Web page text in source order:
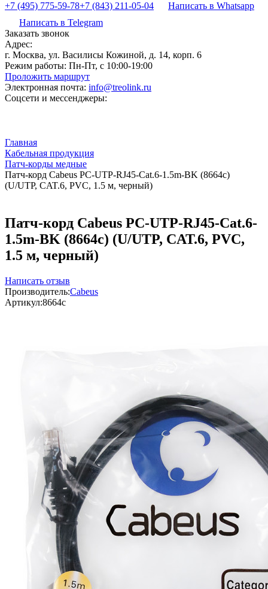
+7 (495) 775-59-78+7 (843) 211-05-04
Написать в Whatsapp
Написать в Telegram
Заказать звонок
Адрес:
г. Москва, ул. Василисы Кожиной, д. 14, корп. 6
Режим работы: Пн-Пт, с 10:00-19:00
Проложить маршрут
Электронная почта: info@treolink.ru
Соцсети и мессенджеры:
Главная
Кабельная продукция
Патч-корды медные
Патч-корд Cabeus PC-UTP-RJ45-Cat.6-1.5m-BK (8664c)
(U/UTP, CAT.6, PVC, 1.5 м, черный)
Патч-корд Cabeus PC-UTP-RJ45-Cat.6-
1.5m-BK (8664c) (U/UTP, CAT.6, PVC,
1.5 м, черный)
Написать отзыв
Производитель:Cabeus
Артикул:8664c